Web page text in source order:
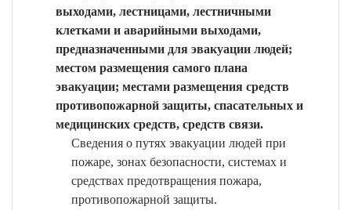
выходами, лестницами, лестничными
клетками и аварийными выходами,
предназначенными для эвакуации людей;
местом размещения самого плана
эвакуации; местами размещения средств
противопожарной защиты, спасательных и
медицинских средств, средств связи.
Сведения о путях эвакуации людей при
пожаре, зонах безопасности, системах и
средствах предотвращения пожара,
противопожарной защиты.